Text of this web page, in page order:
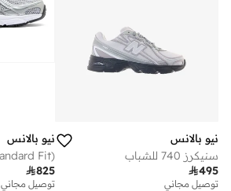
نيو بالانس
سنيكرز 740 للشباب
495
توصيل مجاني
نيو بالانس
825
توصيل مجاني